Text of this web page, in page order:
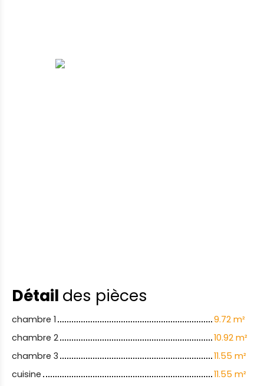
Détail des pièces
chambre 1
9.72 m²
chambre 2
10.92 m²
chambre 3
11.55 m²
cuisine
11.55 m²